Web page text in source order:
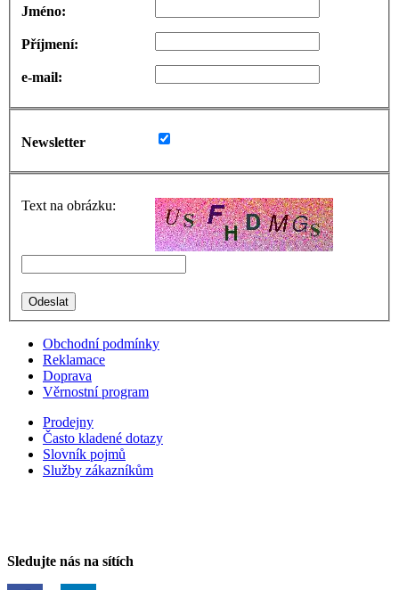
Jméno:
Příjmení:
e-mail:
Newsletter
Text na obrázku:
Obchodní podmínky
Reklamace
Doprava
Věrnostní program
Prodejny
Často kladené dotazy
Slovník pojmů
Služby zákazníkům
Sledujte nás na sítích